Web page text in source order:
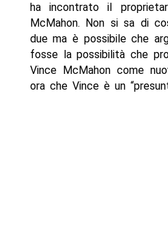
ha incontrato il
McMahon. Non si sa di
due ma è possibile che
fosse la possibilità che
Vince McMahon come
ora che Vince è un